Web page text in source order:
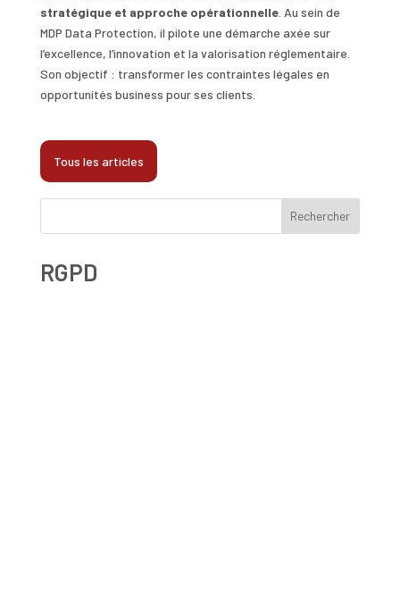
stratégique et approche opérationnelle. Au sein de
MDP Data Protection, il pilote une démarche axée sur
l’excellence, l’innovation et la valorisation réglementaire.
Son objectif : transformer les contraintes légales en
opportunités business pour ses clients.
Tous les articles
Rechercher
RGPD